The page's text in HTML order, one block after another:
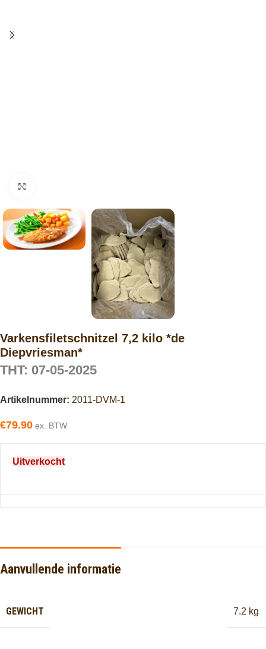
Varkensfiletschnitzel 7,2 kilo *de
Diepvriesman*
THT: 07-05-2025
Artikelnummer: 2011-DVM-1
€79.90 ex. BTW
Uitverkocht
Aanvullende informatie
GEWICHT 7.2 kg